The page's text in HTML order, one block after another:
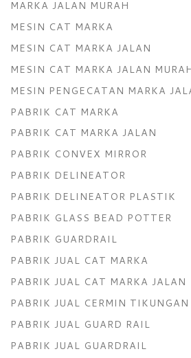
MARKA JALAN MURAH
MESIN CAT MARKA
MESIN CAT MARKA JALAN
MESIN CAT MARKA JALAN
MESIN PENGECATAN MARKA
PABRIK CAT MARKA
PABRIK CAT MARKA JALAN
PABRIK CONVEX MIRROR
PABRIK DELINEATOR
PABRIK DELINEATOR PLASTIK
PABRIK GLASS BEAD POTTER
PABRIK GUARDRAIL
PABRIK JUAL CAT MARKA
PABRIK JUAL CAT MARKA JALAN
PABRIK JUAL CERMIN TIKUNGAN
PABRIK JUAL GUARD RAIL
PABRIK JUAL GUARDRAIL